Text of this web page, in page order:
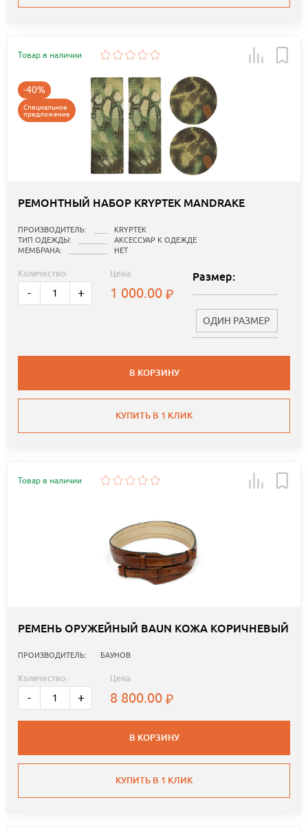
Товар в наличии
-40%
Специальное
предложение
РЕМОНТНЫЙ НАБОР KRYPTEK MANDRAKE
ПРОИЗВОДИТЕЛЬ:
KRYPTEK
ТИП ОДЕЖДЫ:
АКСЕССУАР К ОДЕЖДЕ
МЕМБРАНА:
НЕТ
Количество:
- +
Цена:
1 000.00
Размер:
ОДИН РАЗМЕР
В КОРЗИНУ
КУПИТЬ В 1 КЛИК
Товар в наличии
РЕМЕНЬ ОРУЖЕЙНЫЙ BAUN КОЖА КОРИЧНЕВЫЙ
ПРОИЗВОДИТЕЛЬ: БАУНОВ
Количество:
- +
Цена:
8 800.00
В КОРЗИНУ
КУПИТЬ В 1 КЛИК